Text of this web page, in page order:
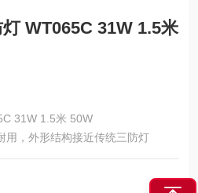
WT065C 31W 1.5米
31W 1.5米 50W
用，外形结构接近传统三防灯